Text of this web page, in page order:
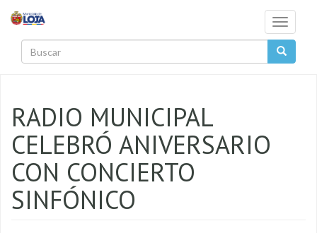
Toggle
RADIO MUNICIPAL
CELEBRÓ ANIVERSARIO
CON CONCIERTO
SINFÓNICO